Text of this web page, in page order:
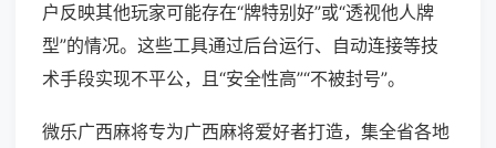
户反映其他玩家可能存在“牌特别好”或“透视他人牌
型”的情况。这些工具通过后台运行、自动连接等技
术手段实现不平公，且“安全性高”“不被封号”。
微乐广西麻将专为广西麻将爱好者打造，集全省各地